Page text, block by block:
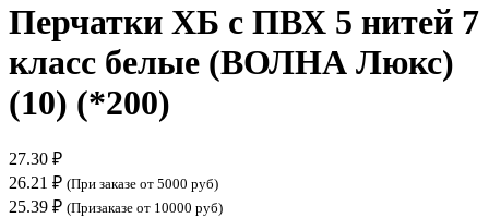
Перчатки ХБ с ПВХ 5 нитей 7
класс белые (ВОЛНА Люкс)
(10) (*200)
27.30 ₽
26.21 ₽ (При заказе от 5000 руб)
25.39 ₽ (Призаказе от 10000 руб)